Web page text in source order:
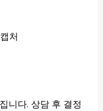
처
니다. 상담 후 결정